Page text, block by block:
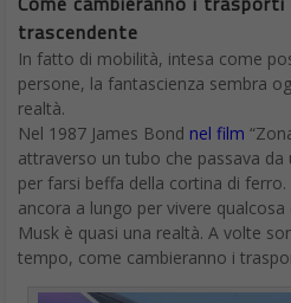
le cartelle ed i file necessari
e in particolare eventuali
Inoltre, è possibile usare
Google Foto, ovvero la libreria di
disposizione degli utenti Android,
memorizzazione online e la
interi album, solo a mezzo di un
direttamente dallo smartphone.
Un servizio dal volto nuovo
bisogno di molto spazio di storage,